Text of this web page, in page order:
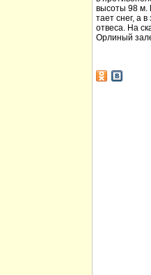
высоты 98 м.
тает снег, а
отвеса. На
Орлиный